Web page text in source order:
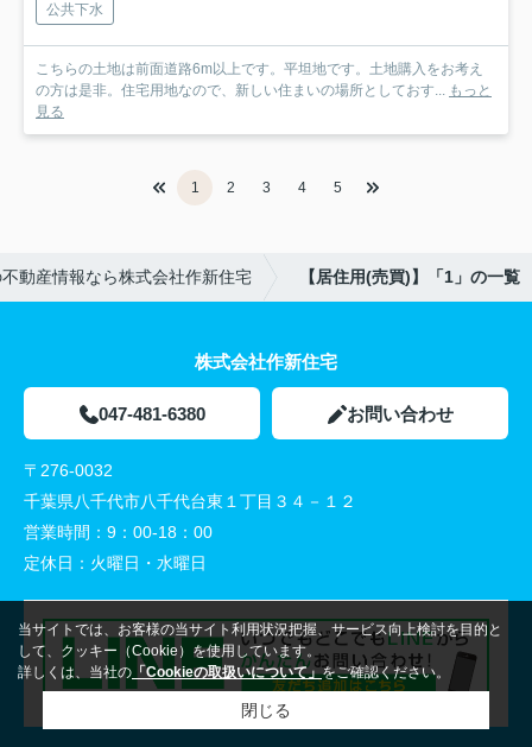
公共下水
こちらの土地は前面道路6m以上です。平坦地です。土地購入をお考え
の方は是非。住宅用地なので、新しい住まいの場所としておす... もっと
見る
1 2 3 4 5
動産情報なら株式会社作新住宅 【居住用(売買)】「1」の一覧
株式会社作新住宅
047-481-6380 お問い合わせ
〒276-0032
千葉県八千代市八千代台東１丁目３４－１２
営業時間： 9：00-18：00
定休日： 火曜日・水曜日
当サイトでは、お客様の当サイト利用状況把握、サービス向上検討を目的と
して、クッキー（Cookie）を使用しています。
詳しくは、当社の 「Cookieの取扱いについて」をご確認ください。
閉じる